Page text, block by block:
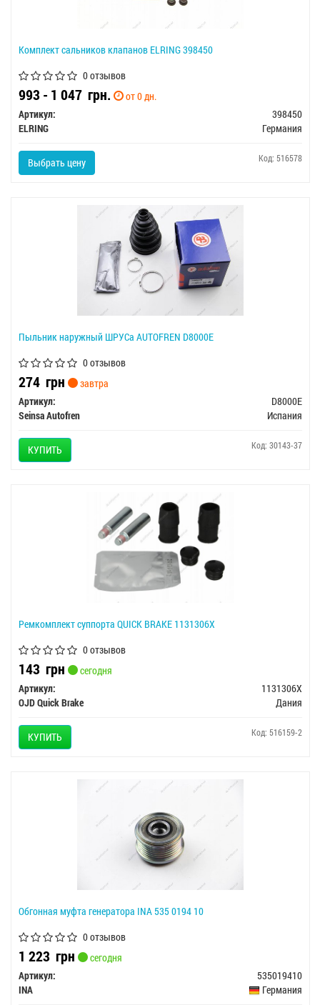
Комплект сальников клапанов ELRING 398450
0 отзывов
993 - 1 047 грн.
от 0 дн.
Артикул:
398450
ELRING
Германия
Выбрать цену Код: 516578
Пыльник наружный ШРУСа AUTOFREN D8000E
0 отзывов
274 грн
завтра
Артикул:
D8000E
Seinsa Autofren
Испания
КУПИТЬ Код: 30143-37
Ремкомплект суппорта QUICK BRAKE 1131306X
0 отзывов
143 грн
сегодня
Артикул:
1131306X
OJD Quick Brake
Дания
КУПИТЬ Код: 516159-2
Обгонная муфта генератора INA 535 0194 10
0 отзывов
1 223 грн
сегодня
Артикул:
535019410
INA
Германия